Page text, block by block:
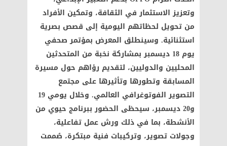
وتعزيز الاستثمار في الثقافة، وتمكين الأفراد
من تحويل لحظاتهم اليومية إلى قصص بصرية
استثنائية. وسينطلق المعرض بمؤتمر صحفي
يوم 18 ديسمبر بمشاركة نخبة من المتحدثين
المحليين والدوليين، لتقديم رؤاهم حول مسيرة
المسابقة وتطورها وتأثيرها على مجتمع
التصوير الفوتوغرافي العالمي. وخلال يومي 19
و20 ديسمبر، سيحظى الحضور ببرنامج حيوي من
الأنشطة، بما في ذلك ورش عمل تفاعلية،
وجولات تصوير، وتركيبات فنية مبتكرة، صُممت